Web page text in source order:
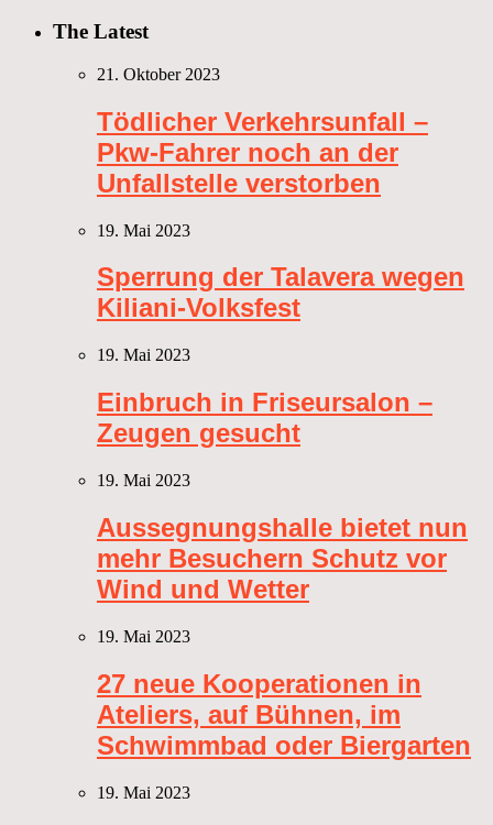
The Latest
21. Oktober 2023
Tödlicher Verkehrsunfall –
Pkw-Fahrer noch an der
Unfallstelle verstorben
19. Mai 2023
Sperrung der Talavera wegen
Kiliani-Volksfest
19. Mai 2023
Einbruch in Friseursalon –
Zeugen gesucht
19. Mai 2023
Aussegnungshalle bietet nun
mehr Besuchern Schutz vor
Wind und Wetter
19. Mai 2023
27 neue Kooperationen in
Ateliers, auf Bühnen, im
Schwimmbad oder Biergarten
19. Mai 2023